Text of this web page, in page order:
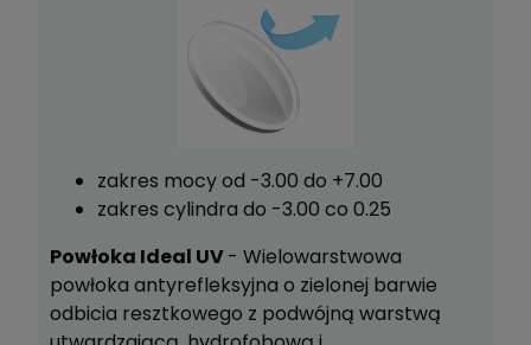
zakres mocy od -3.00 do +7.00
zakres cylindra do -3.00 co 0.25
Powłoka Ideal UV- Wielowarstwowa
powłoka antyrefleksyjna o zielonej barwie
odbicia resztkowego z podwójną warstwą